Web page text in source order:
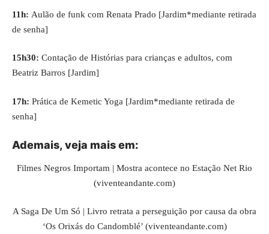
11h: Aulão de funk com Renata Prado [Jardim*mediante retirada
de senha]
15h30: Contação de Histórias para crianças e adultos, com
Beatriz Barros [Jardim]
17h: Prática de Kemetic Yoga [Jardim*mediante retirada de
senha]
Ademais, veja mais em:
Filmes Negros Importam | Mostra acontece no Estação Net Rio
(viventeandante.com)
A Saga De Um Só | Livro retrata a perseguição por causa da obra
‘Os Orixás do Candomblé’ (viventeandante.com)